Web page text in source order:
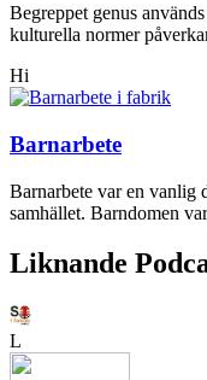
Begreppet genus
kulturella normer
Hi
Barnarbete
Barnarbete var en vanlig
samhället. Barndomen
Liknande
L